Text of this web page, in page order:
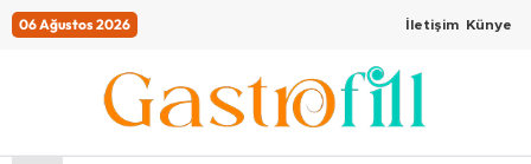
06 Ağustos 2026 İletişim Künye